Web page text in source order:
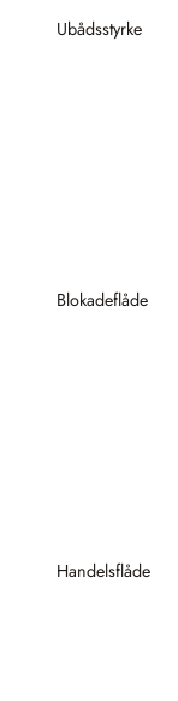
Ubådsstyrke
Blokadeflåde
Handelsflåde